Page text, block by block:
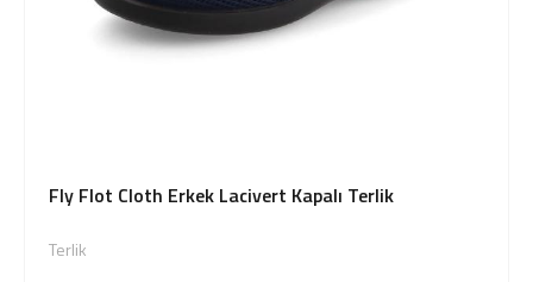
Fly Flot Cloth Erkek Lacivert Kapalı Terlik
Terlik